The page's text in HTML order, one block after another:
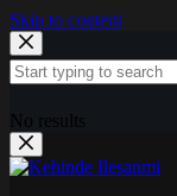
Skip to content
No results